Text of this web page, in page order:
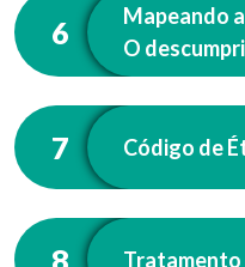
6
Mapeando
O
7 Código de
8 Tratamento